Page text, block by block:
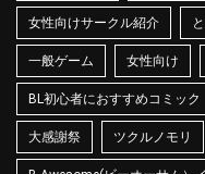
女性向けサークル紹介
一般ゲーム 女性向け
BL初心者におすすめコミック
大感謝祭 ツクルノモリ